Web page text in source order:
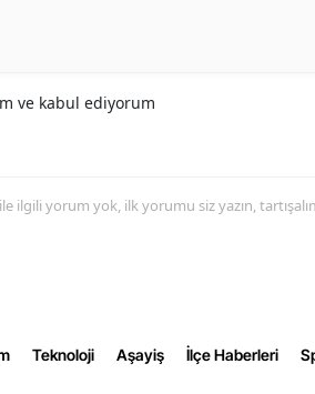
ve kabul ediyorum
ilgili yorum yok, ilk yorumu siz yazın,
Teknoloji Aşayiş İlçe Haberleri